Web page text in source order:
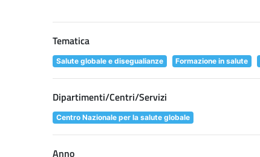
Tematica
Salute globale e disegualianze Formazione in salute
Dipartimenti/Centri/Servizi
Centro Nazionale per la salute globale
Anno